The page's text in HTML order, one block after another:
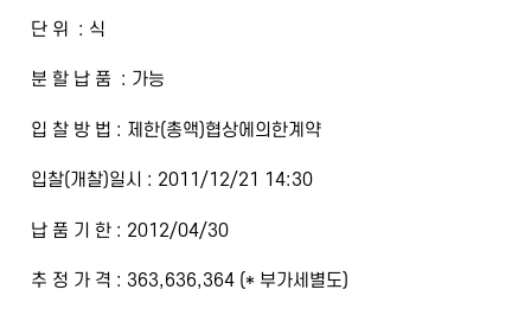
단 위 : 식
분 할 납 품 : 가능
입 찰 방 법 : 제한(총액)협상에의한계약
입찰(개찰)일시 : 2011/12/21 14:30
납 품 기 한 : 2012/04/30
추 정 가 격 : 363,636,364 (* 부가세별도)